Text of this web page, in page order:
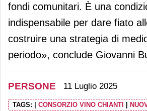
fondi comunitari. È una
indispensabile per dare fiato
costruire una strategia di
periodo», conclude Giovanni
PERSONE 11 Luglio 2025
TAGS: | CONSORZIO VINO CHIANTI |